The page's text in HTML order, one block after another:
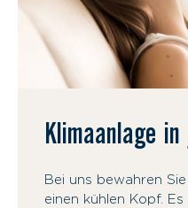
Klimaanlage
Bei uns bewahren
einen kühlen Kopf.